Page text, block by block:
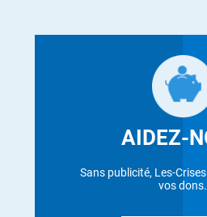
AIDEZ-
Sans publicité, Les-
vos dons.